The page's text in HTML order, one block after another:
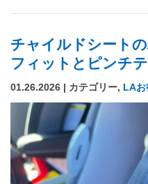
チャイルドシート
フィットとピンチ
01.26.2026 | カテゴリー, LAお